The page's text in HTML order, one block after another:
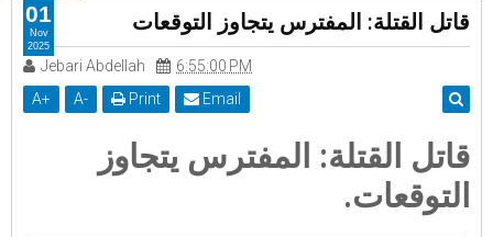
قاتل القتلة: المفترس يتجاوز التوقعات
Jebari Abdellah
6:55:00 PM
A+ A- Print Email
قاتل القتلة: المفترس يتجاوز
التوقعات.
01
Nov
2025